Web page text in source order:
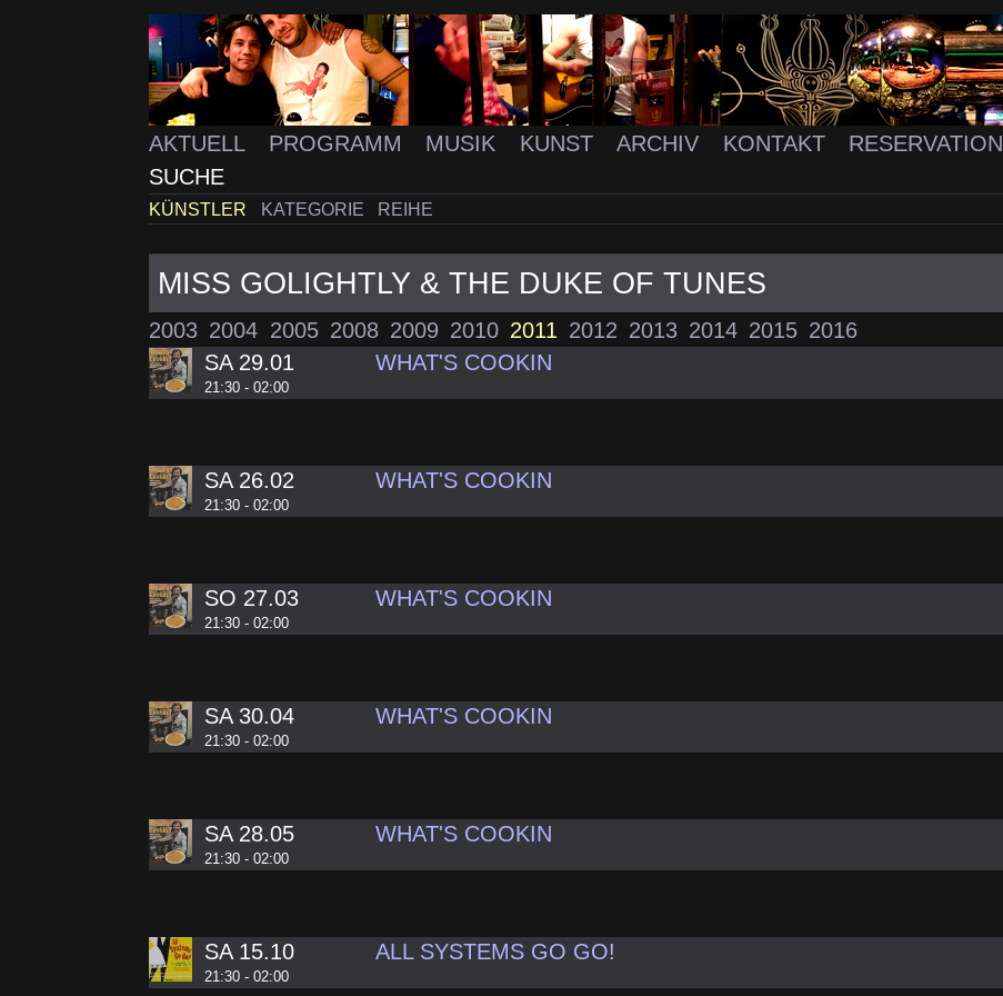
AKTUELL PROGRAMM MUSIK KUNST ARCHIV KONTAKT RESERVATION
SUCHE
KÜNSTLER KATEGORIE REIHE
MISS GOLIGHTLY & THE DUKE OF TUNES
2003 2004 2005 2008 2009 2010 2011 2012 2013 2014 2015 2016
SA 29.01
21:30 - 02:00
WHAT'S COOKIN
SA 26.02
21:30 - 02:00
WHAT'S COOKIN
SO 27.03
21:30 - 02:00
WHAT'S COOKIN
SA 30.04
21:30 - 02:00
WHAT'S COOKIN
SA 28.05
21:30 - 02:00
WHAT'S COOKIN
SA 15.10
21:30 - 02:00
ALL SYSTEMS GO GO!